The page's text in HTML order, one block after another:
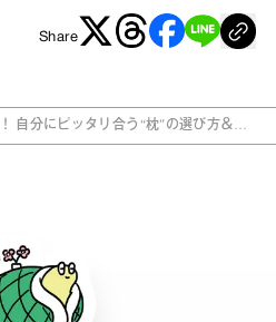
Share
自分にピッタリ合う“枕”の選び方＆お